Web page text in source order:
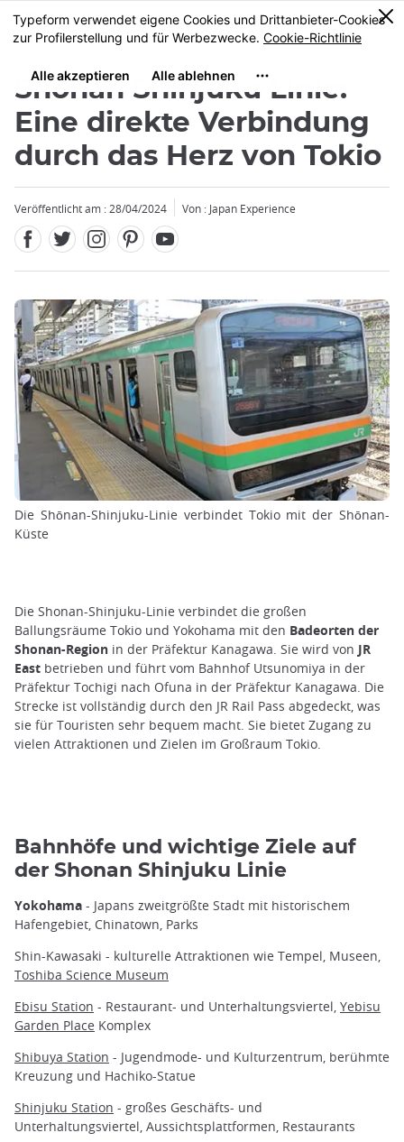
Größe
MENU
0
Shonan Shinjuku Linie:
Eine direkte Verbindung
durch das Herz von Tokio
Veröffentlicht am : 28/04/2024 Von : Japan Experience
Die Shōnan-Shinjuku-Linie verbindet Tokio mit der Shōnan-
Küste
Die Shonan-Shinjuku-Linie verbindet die großen
Ballungsräume Tokio und Yokohama mit den Badeorten der
Shonan-Region in der Präfektur Kanagawa. Sie wird von JR
East betrieben und führt vom Bahnhof Utsunomiya in der
Präfektur Tochigi nach Ofuna in der Präfektur Kanagawa. Die
Strecke ist vollständig durch den JR Rail Pass abgedeckt, was
sie für Touristen sehr bequem macht. Sie bietet Zugang zu
vielen Attraktionen und Zielen im Großraum Tokio.
Bahnhöfe und wichtige Ziele auf
der Shonan Shinjuku Linie
Yokohama - Japans zweitgrößte Stadt mit historischem
Hafengebiet, Chinatown, Parks
Shin-Kawasaki - kulturelle Attraktionen wie Tempel, Museen,
Toshiba Science Museum
Ebisu Station - Restaurant- und Unterhaltungsviertel, Yebisu
Garden Place Komplex
Shibuya Station - Jugendmode- und Kulturzentrum, berühmte
Kreuzung und Hachiko-Statue
Shinjuku Station - großes Geschäfts- und
Unterhaltungsviertel, Aussichtsplattformen, Restaurants
Schließen
Schließen
Schließen